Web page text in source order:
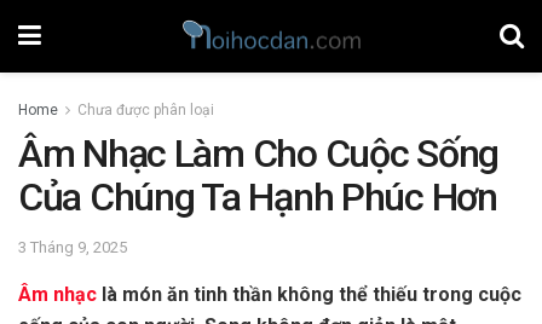
Home Chưa được phân loại
Âm Nhạc Làm Cho Cuộc Sống
Của Chúng Ta Hạnh Phúc Hơn
3 Tháng 9, 2025
Âm nhạc là món ăn tinh thần không thể thiếu trong cuộc